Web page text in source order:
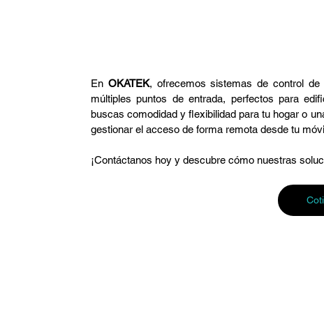
En OKATEK, ofrecemos sistemas de control
múltiples puntos de entrada, perfectos para
buscas comodidad y flexibilidad para tu hogar o
gestionar el acceso de forma remota desde tu
¡Contáctanos hoy y descubre cómo nuestras